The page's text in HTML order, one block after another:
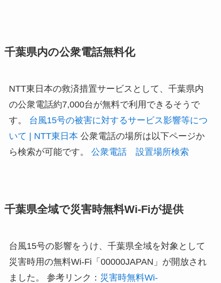
千葉県内の公衆電話無料化
NTT東日本の救済措置サービスとして、千葉県内
の公衆電話約7,000台が無料で利用できるそうで
す。 台風15号の被害に対するサービス影響等につ
いて | NTT東日本 公衆電話の場所は以下ページか
ら検索が可能です。 公衆電話 設置場所検索
千葉県全域で災害時無料Wi-Fiが提供
台風15号の影響をうけ、千葉県全域を対象として
災害時用の無料Wi-Fi「00000JAPAN」が開放され
ました。 参考リンク： 災害時無料Wi-